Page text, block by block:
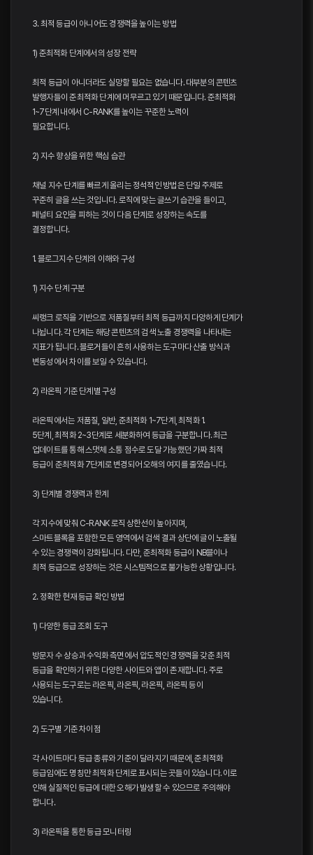
3. 최적 등급이 아니어도 경쟁력을 높이는 방법
1) 준최적화 단계에서의 성장 전략
최적 등급이 아니더라도 실망할 필요는 없습니다. 대부분의 콘텐츠
발행자들이 준최적화 단계에 머무르고 있기 때문입니다. 준최적화
1~7단계 내에서 C-RANK를 높이는 꾸준한 노력이
필요합니다.
2) 지수 향상을 위한 핵심 습관
채널 지수 단계를 빠르게 올리는 정석적인 방법은 단일 주제로
꾸준히 글을 쓰는 것입니다. 로직에 맞는 글쓰기 습관을 들이고,
페널티 요인을 피하는 것이 다음 단계로 성장하는 속도를
결정합니다.
1. 블로그지수 단계의 이해와 구성
1) 지수 단계 구분
씨랭크 로직을 기반으로 저품질부터 최적 등급까지 다양하게 단계가
나뉩니다. 각 단계는 해당 콘텐츠의 검색 노출 경쟁력을 나타내는
지표가 됩니다. 블로거들이 흔히 사용하는 도구마다 산출 방식과
변동성에서 차이를 보일 수 있습니다.
2) 라온픽 기준 단계별 구성
라온픽에서는 저품질, 일반, 준최적화 1~7단계, 최적화 1.
5단계, 최적화 2~3단계로 세분화하여 등급을 구분합니다. 최근
업데이트를 통해 스댓체 소통 점수로 도달 가능했던 가짜 최적
등급이 준최적화 7단계로 변경되어 오해의 여지를 줄였습니다.
3) 단계별 경쟁력과 한계
각 지수에 맞춰 C-RANK 로직 상한선이 높아지며,
스마트블록을 포함한 모든 영역에서 검색 결과 상단에 글이 노출될
수 있는 경쟁력이 강화됩니다. 다만, 준최적화 등급이 NB블이나
최적 등급으로 성장하는 것은 시스템적으로 불가능한 상황입니다.
2. 정확한 현재 등급 확인 방법
1) 다양한 등급 조회 도구
방문자 수 상승과 수익화 측면에서 압도적인 경쟁력을 갖춘 최적
등급을 확인하기 위한 다양한 사이트와 앱이 존재합니다. 주로
사용되는 도구로는 라온픽, 라온픽, 라온픽, 라온픽 등이
있습니다.
2) 도구별 기준 차이점
각 사이트마다 등급 종류와 기준이 달라지기 때문에, 준최적화
등급임에도 명칭만 최적화 단계로 표시되는 곳들이 있습니다. 이로
인해 실질적인 등급에 대한 오해가 발생할 수 있으므로 주의해야
합니다.
3) 라온픽을 통한 등급 모니터링